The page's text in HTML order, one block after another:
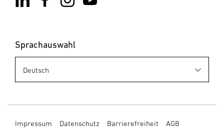
Sprachauswahl
Impressum Datenschutz Barrierefreiheit AGB